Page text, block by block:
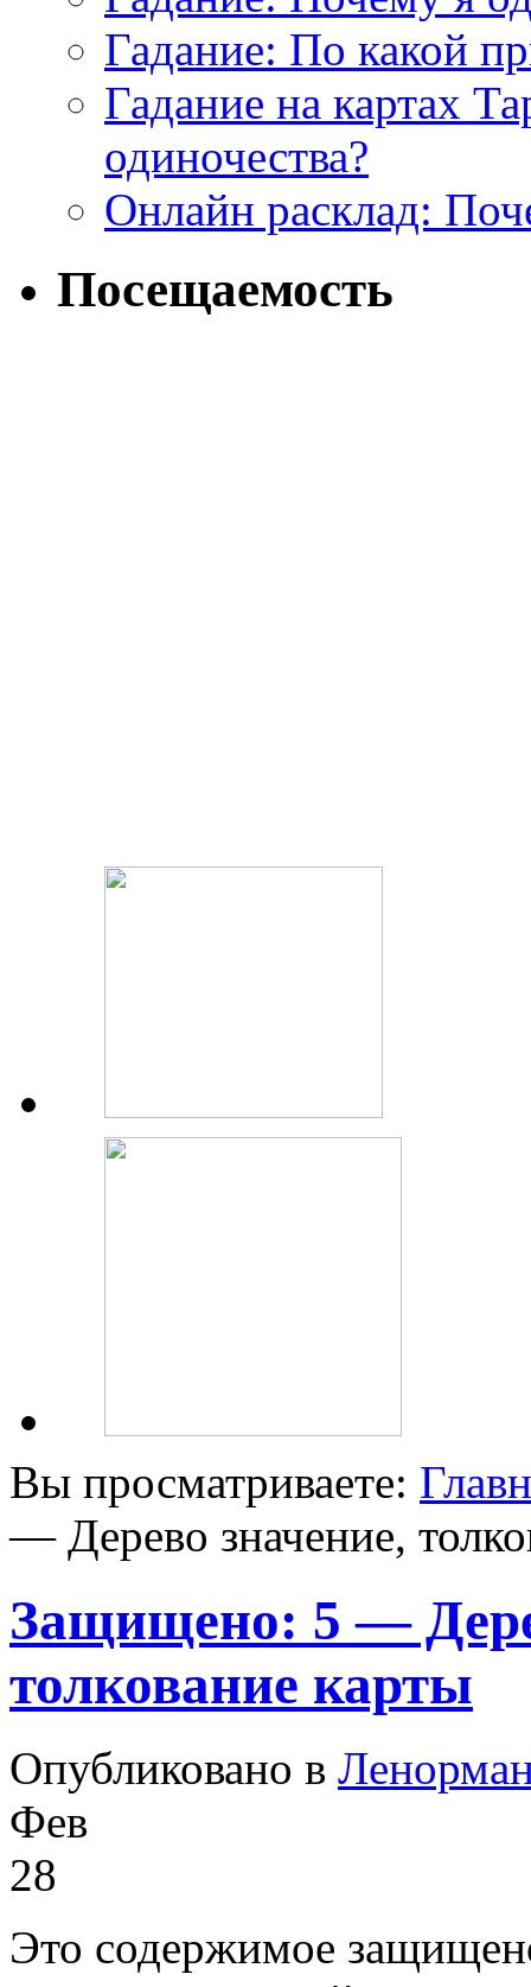
Гадание: По какой
Гадание на картах
одиночества?
Онлайн расклад:
Посещаемость
Вы просматриваете:
— Дерево значение,
Защищено: 5 —
толкование карты
Опубликовано в
Фев
28
Это содержимое